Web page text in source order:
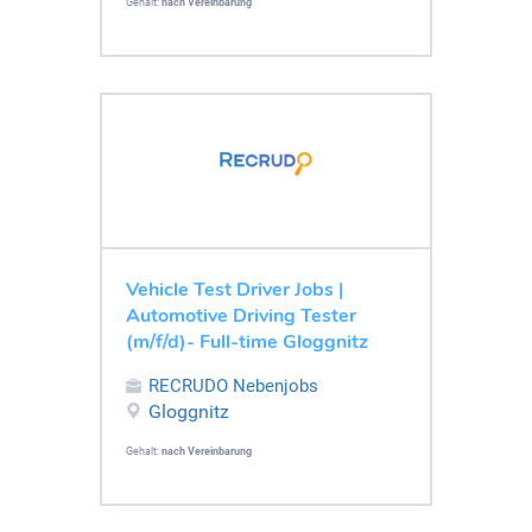
Vehicle Test Driver Jobs |
Automotive Driving Tester
(m/f/d)- Full-time Gloggnitz
RECRUDO Nebenjobs
Gloggnitz
Gehalt: nach Vereinbarung